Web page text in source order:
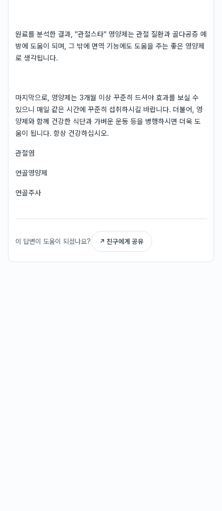
원료를 분석한 결과, "관절스타" 영양제는 관절 질환과 골다공증 예
방에 도움이 되며, 그 밖에 면역 기능에도 도움을 주는 좋은 영양제
로 생각됩니다.
마지막으로, 영양제는 3개월 이상 꾸준히 드셔야 효과를 보실 수
있으니 매일 같은 시간에 꾸준히 섭취하시길 바랍니다. 더불어, 영
양제와 함께 건강한 식단과 가벼운 운동 등을 병행하시면 더욱 도
움이 됩니다. 항상 건강하십시오.
관절염
연골영양제
연골주사
이 답변이 도움이 되셨나요? ↗ 친구에게 공유